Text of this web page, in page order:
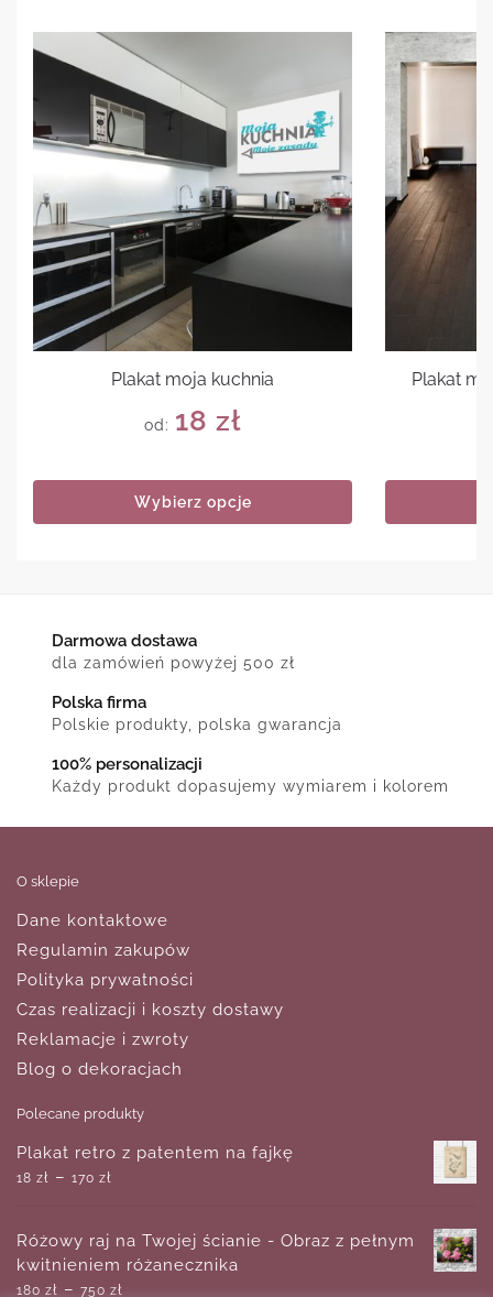
Plakat moja kuchnia
od: 18 zł
Wybierz opcje
Plakat
Darmowa dostawa
dla zamówień powyżej 500 zł
Polska firma
Polskie produkty, polska gwarancja
100% personalizacji
Każdy produkt dopasujemy wymiarem i kolorem
O sklepie
Dane kontaktowe
Regulamin zakupów
Polityka prywatności
Czas realizacji i koszty dostawy
Reklamacje i zwroty
Blog o dekoracjach
Polecane produkty
Plakat retro z patentem na fajkę
18 zł – 170 zł
Różowy raj na Twojej ścianie - Obraz z pełnym
kwitnieniem różanecznika
180 zł – 750 zł